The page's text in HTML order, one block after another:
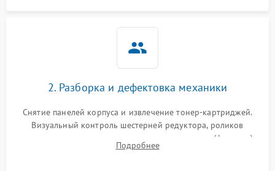
2. Разборка и дефектовка механики
Снятие панелей корпуса и извлечение тонер-картриджей.
Визуальный контроль шестерней редуктора, роликов
захвата, термопленки и прижимного вала в печи (фьюзере).
Проверка оптики сканера на загрязнения.
Подробнее